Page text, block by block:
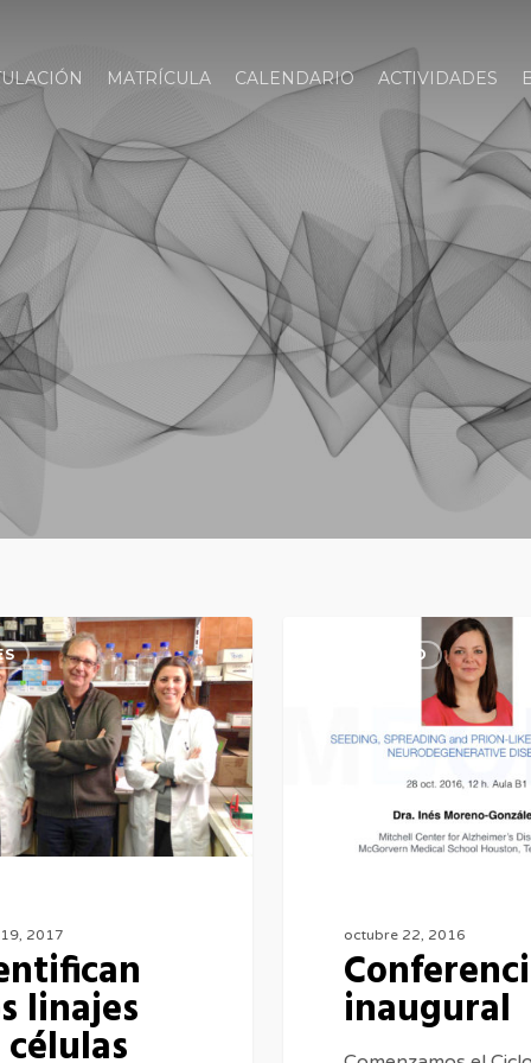
MATRÍCULA CALENDARIO ACTIVIDADES
2017
linajes
ACADÉMICO
octubre 22, 2016
inaugural